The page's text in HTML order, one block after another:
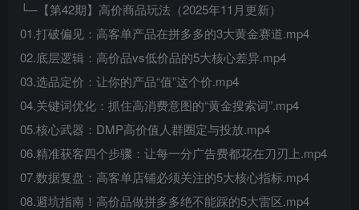
└─【第42期】高价商品玩法（2025年11月更新）
01.打破偏见：高客单产品在拼多多的3大黄金赛道.mp4
02.底层逻辑：高价品vs低价品的5大核心差异.mp4
03.选品定价：让你的产品“值”这个价.mp4
04.关键词优化：抓住高消费意图的“黄金搜索词”.mp4
05.核心武器：DMP高价值人群圈定与投放.mp4
06.精准获客四个步骤：让每一分广告费都花在刀刃上.mp4
07.数据复盘：高客单店铺必须关注的5大核心指标.mp4
08.避坑指南！高价品做拼多多绝不能踩的5大雷区.mp4